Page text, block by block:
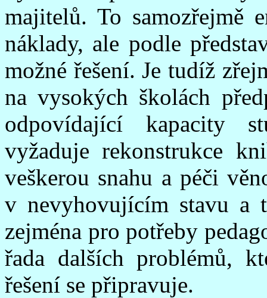
majitelů. To samozřejmě
náklady, ale podle
možné řešení. Je tudíž
na vysokých školách
odpovídající kapacity
vyžaduje rekonstrukce
veškerou snahu a péči
v nevyhovujícím stavu a
zejména pro potřeby
řada dalších problémů,
řešení se připravuje.